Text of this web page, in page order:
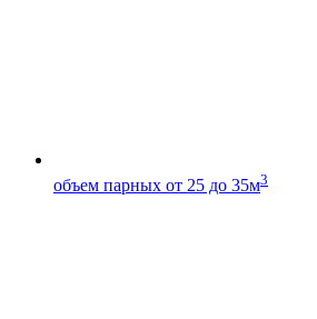
объем парных от 25 до 35м3